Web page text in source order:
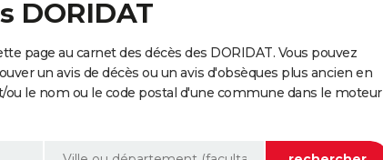
DORIDAT
page au carnet des décès des DORIDAT. Vous pouvez
un avis de décès ou un avis d'obsèques plus ancien en
le nom ou le code postal d'une commune dans le moteur